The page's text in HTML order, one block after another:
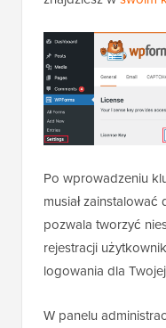
Po wprowadzeniu
musiał
pozwala tworzyć
rejestracji
logowania dla
W panelu